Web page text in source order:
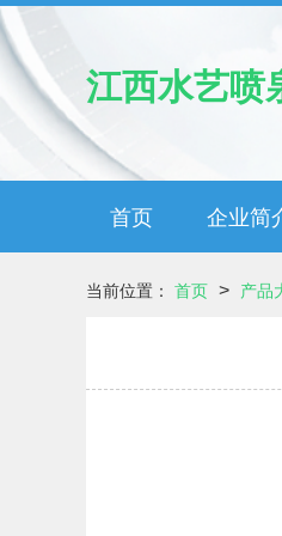
江西水艺喷
首页 企业简
当前位置： 首页 > 产品